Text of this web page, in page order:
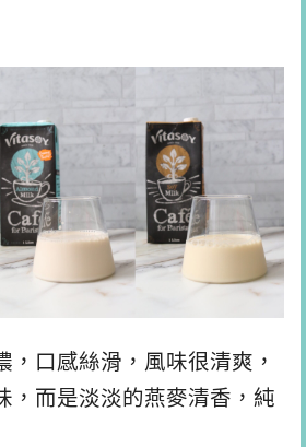
，口感絲滑，風味很清爽，
，而是淡淡的燕麥清香，純